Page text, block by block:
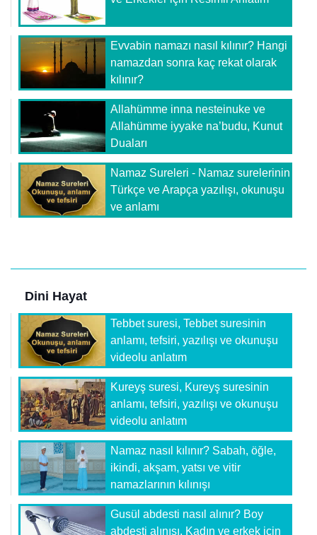
Evvabin namazı nasıl kılınır? Hangi
namazdan sonra kaç rekat olarak
kılınır?
Allahümme inna nesteinuke ve
Allahümme iyyake na’budu, Kunut
Duaları
Namaz Sureleri - Namaz surelerinin
Türkçe ve Arapça yazılışı, okunuşu
ve anlamı
Dini Hayat
Tebbet suresi, Tebbet suresinin
anlamı, tefsiri, yazılışı ve okunuşu
videolu anlatım
Kureyş suresi, Kureyş suresinin
anlamı, tefsiri, yazılışı ve okunuşu
videolu anlatım
Namaz nasıl kılınır? Sabah, öğle,
ikindi, akşam, yatsı ve vitir
namazlarının kılınışı
Gusül abdesti nasıl alınır? Boy
abdesti alınışı. Kadın ve erkek için